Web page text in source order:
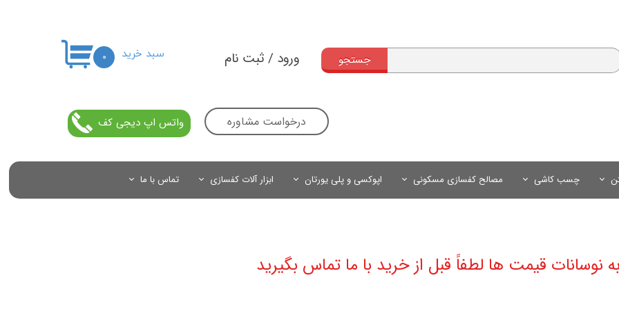
ورود / ثبت نام
تغییر گذر واژه
سفارشات
خروج از حساب کاربری
جستجو
چسب کاشی مصالح کفسازی مسکونی اپوکسی و پلی یورتان ابزار آلات کفسازی تماس با ما
۰ سبد خرید
درخواست مشاوره واتس اپ دیجی کف
نوسانات قیمت ها لطفاً قبل از خرید با ما تماس بگیرید